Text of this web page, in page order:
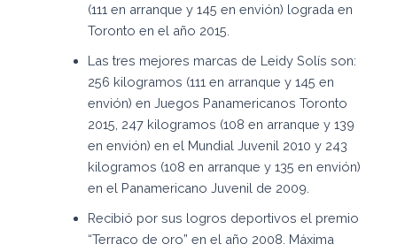
(111 en arranque y 145 en envión) lograda en
Toronto en el año 2015.
Las tres mejores marcas de Leidy Solís son:
256 kilogramos (111 en arranque y 145 en
envión) en Juegos Panamericanos Toronto
2015, 247 kilogramos (108 en arranque y 139
en envión) en el Mundial Juvenil 2010 y 243
kilogramos (108 en arranque y 135 en envión)
en el Panamericano Juvenil de 2009.
Recibió por sus logros deportivos el premio
“Terraco de oro” en el año 2008. Máxima